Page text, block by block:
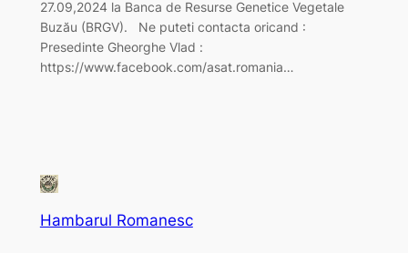
27.09,2024 la Banca de Resurse Genetice Vegetale
Buzău (BRGV). Ne puteti contacta oricand :
Presedinte Gheorghe Vlad :
https://www.facebook.com/asat.romania…
Hambarul Romanesc